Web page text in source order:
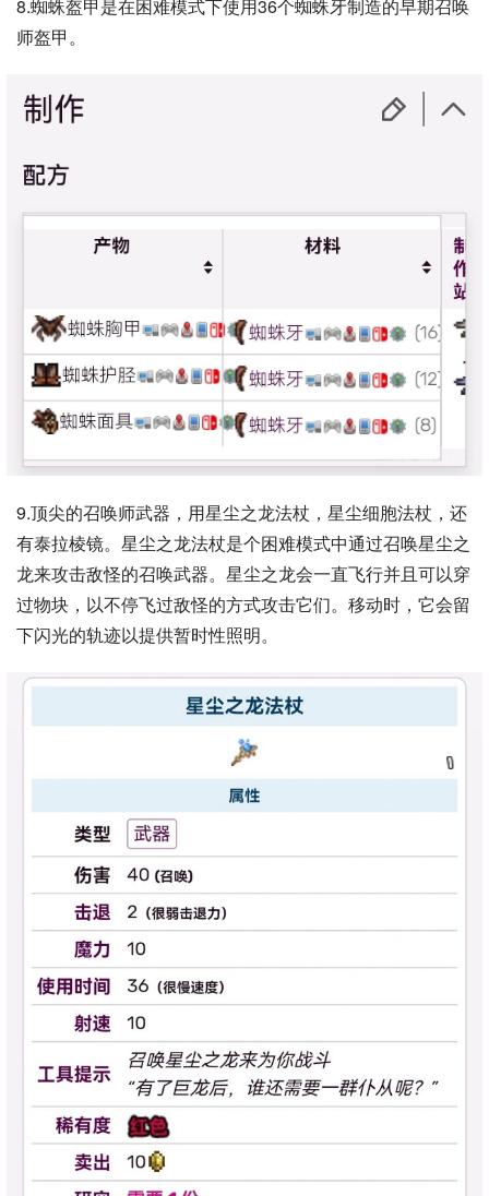
8.蜘蛛盔甲是在困难模式下使用36个蜘蛛牙制造的早期召唤
师盔甲。
9.顶尖的召唤师武器，用星尘之龙法杖，星尘细胞法杖，还
有泰拉棱镜。星尘之龙法杖是个困难模式中通过召唤星尘之
龙来攻击敌怪的召唤武器。星尘之龙会一直飞行并且可以穿
过物块，以不停飞过敌怪的方式攻击它们。移动时，它会留
下闪光的轨迹以提供暂时性照明。